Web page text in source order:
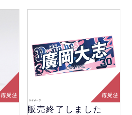
販売終了しました